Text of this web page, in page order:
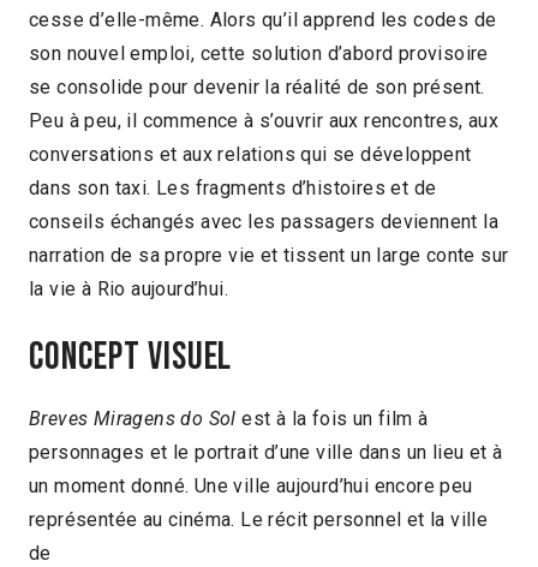
cesse d’elle-même. Alors qu’il apprend les codes de
son nouvel emploi, cette solution d’abord provisoire
se consolide pour devenir la réalité de son présent.
Peu à peu, il commence à s’ouvrir aux rencontres, aux
conversations et aux relations qui se développent
dans son taxi. Les fragments d’histoires et de
conseils échangés avec les passagers deviennent la
narration de sa propre vie et tissent un large conte sur
la vie à Rio aujourd’hui.
Concept visuel
Breves Miragens do Solest à la fois un film à
personnages et le portrait d’une ville dans un lieu et à
un moment donné. Une ville aujourd’hui encore peu
représentée au cinéma. Le récit personnel et la ville
de